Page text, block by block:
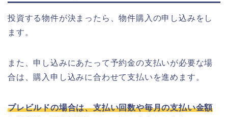
投資する物件が決まったら、物件購入の申し込みをし
ます。
また、申し込みにあたって予約金の支払いが必要な場
合は、購入申し込みに合わせて支払いを進めます。
プレビルドの場合は、支払い回数や毎月の支払い金額